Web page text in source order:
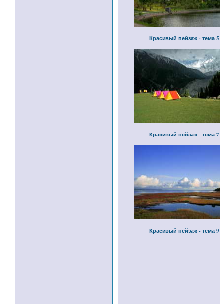
Красивый пейзаж - тема 5
Красивый пейзаж - тема 7
Красивый пейзаж - тема 9